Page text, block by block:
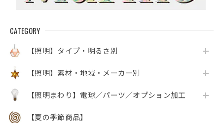
CATEGORY
【照明】タイプ・明るさ別
【照明】素材・地域・メーカー別
【照明まわり】電球／パーツ／オプション加工
【夏の季節商品】